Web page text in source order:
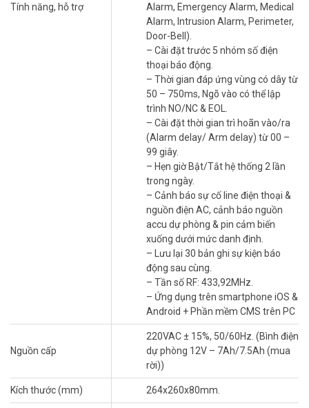
Còi tích hợp đạt mức âm thanh 110dB, đủ để cảnh báo và xua đuổi
kẻ gian. Bạn có thể lắp thêm còi ngoài để tăng cường hiệu quả.
Thiết bị hỗ trợ 8 remote điều khiển, giúp thao tác dễ dàng.
Hướng dẫn sử dụng báo động KARASSN
Lắp SIM và cấu hình cảnh báo
Lắp SIM 4G vào khe trên trung tâm, sau đó nhập 5 số điện thoại
nhận cảnh báo qua bàn phím LCD. Kiểm tra tín hiệu mạng trước khi
kích hoạt. Hướng dẫn chi tiết đi kèm đảm bảo bạn dễ dàng cài đặt
Kết nối cảm biến và remote
Kết nối cảm biến từ, hồng ngoại bằng tần số RF 433,92MHz,
khoảng cách lên đến 100m. Đăng ký remote bằng mã lập trình,
đảm bảo chỉ người dùng được phép thao tác. Tìm hiểu cách cài đặt
Thiết bị hỗ trợ ba chế độ: còi hú tại chỗ, gọi điện, hoặc ghi âm thông
báo. Chế độ “Home Arm” cho phép tắt một số vùng khi ở nhà, vẫn
bảo vệ cửa chính, cửa sổ. Chế độ “Away Arm” kích hoạt toàn bộ
vùng khi vắng nhà.
So sánh KARASSN KS-858G-4G với các
dòng khác
Tính năng, hỗ trợ
Alarm, Emergency Alarm, Medical
Alarm, Intrusion Alarm, Perimeter,
Door-Bell).
– Cài đặt trước 5 nhóm số điện
thoại báo động.
– Thời gian đáp ứng vùng có dây từ
50 – 750ms, Ngõ vào có thể lập
trình NO/NC & EOL.
– Cài đặt thời gian trì hoãn vào/ra
(Alarm delay/ Arm delay) từ 00 –
99 giây.
– Hẹn giờ Bật/Tắt hệ thống 2 lần
trong ngày.
– Cảnh báo sự cố line điện thoại &
nguồn điện AC, cảnh báo nguồn
accu dự phòng & pin cảm biến
xuống dưới mức danh định.
– Lưu lại 30 bản ghi sự kiện báo
động sau cùng.
– Tần số RF: 433,92MHz.
– Ứng dụng trên smartphone iOS &
Android + Phần mềm CMS trên PC
Nguồn cấp
220VAC ± 15%, 50/60Hz. (Bình điện
dự phòng 12V – 7Ah/7.5Ah (mua
rời))
Kích thước (mm) 264x260x80mm.